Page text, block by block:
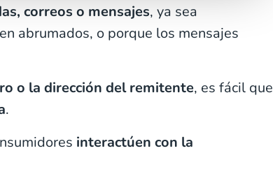
correos o mensajes, ya sea
abrumados, o porque los mensajes
o la dirección del remitente, es fácil que
.
interactúen con la